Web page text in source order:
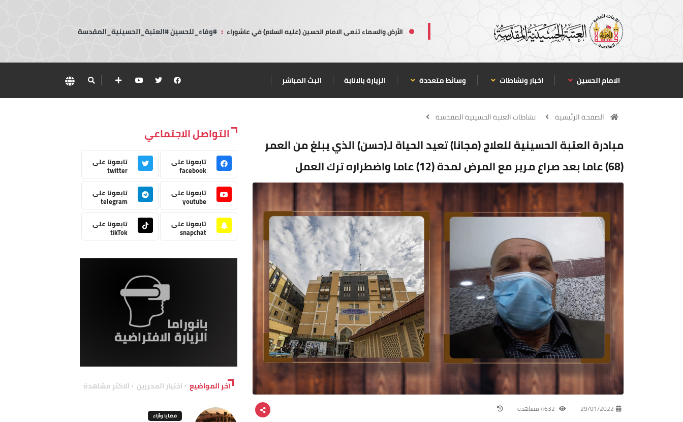
الأرض والسماء تنعى الامام الحسين (عليه السلام) في عاشوراء : #وفاء_للحسين #العتبة_الحسينية_المقدسة
الامام الحسين اخبار ونشاطات وسائط متعددة الزيارة بالانابة البث المباشر
الصفحة الرئيسية نشاطات العتبة الحسينية المقدسة
مبادرة العتبة الحسينية للعلاج (مجانا) تعيد الحياة لـ(حسن) الذي يبلغ من العمر
(68) عاما بعد صراع مرير مع المرض لمدة (12) عاما واضطراره ترك العمل
29/01/2022
التواصل الاجتماعي
تابعونا على
facebook
تابعونا على
twitter
تابعونا على
youtube
تابعونا على
telegram
تابعونا على
snapchat
تابعونا على
tikTok
آخر المواضيع اختيار المحررين الاكثر مشاهدة
قضايا وآراء